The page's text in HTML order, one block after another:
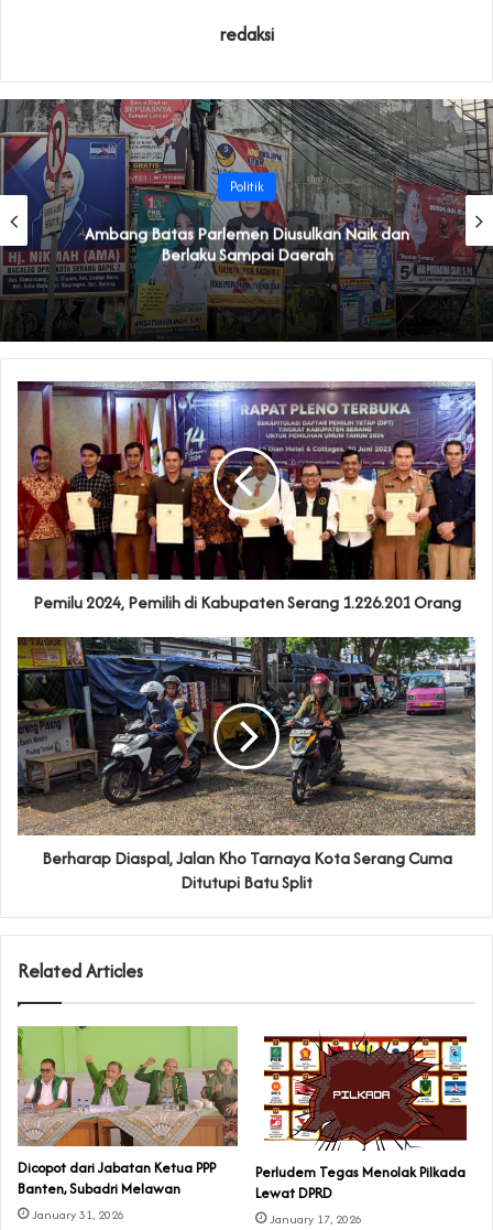
redaksi
Politik
Ambang Batas Parlemen Diusulkan Naik dan
Berlaku Sampai Daerah
Pemilu 2024, Pemilih di Kabupaten Serang 1.226.201 Orang
Berharap Diaspal, Jalan Kho Tarnaya Kota Serang Cuma
Ditutupi Batu Split
Related Articles
Dicopot dari Jabatan Ketua PPP
Banten, Subadri Melawan
January 31, 2026
Perludem Tegas Menolak Pilkada
Lewat DPRD
January 17, 2026